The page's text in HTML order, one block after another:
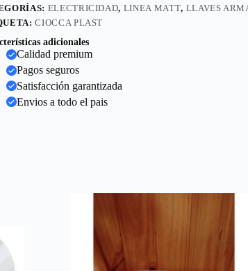
ELECTRICIDAD, LINEA MATT, LLAVES
CIOCCA PLAST
adicionales
Calidad premium
Pagos seguros
Satisfacción garantizada
Envios a todo el pais